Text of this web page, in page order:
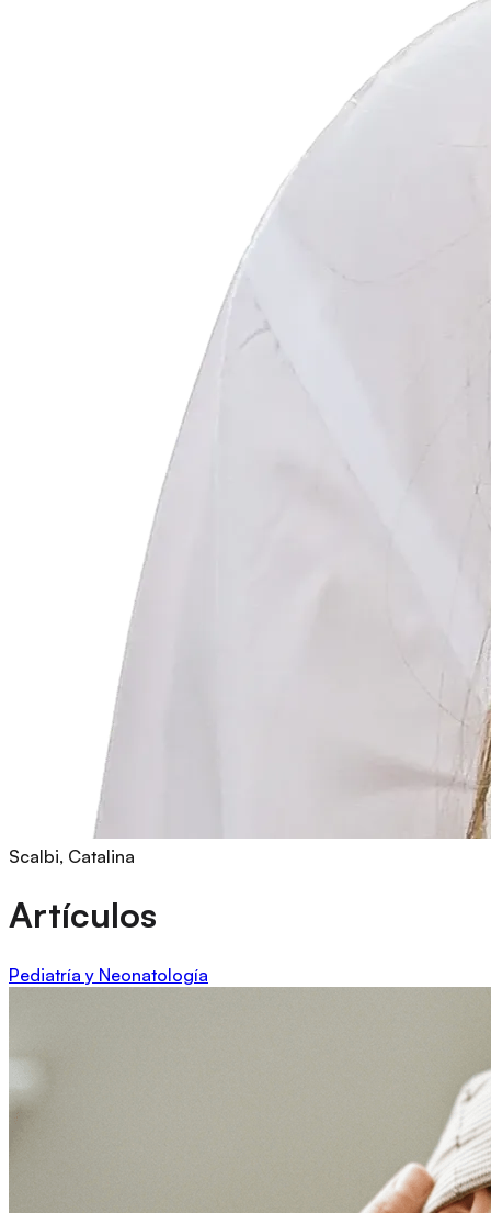
Scalbi, Catalina
Artículos
Pediatría y Neonatología